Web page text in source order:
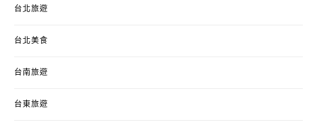
台北旅遊
台北美食
台南旅遊
台東旅遊